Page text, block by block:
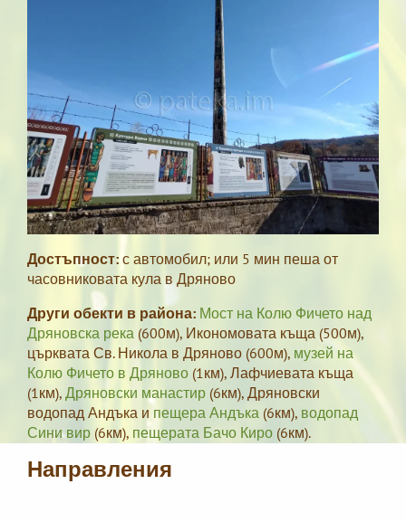
Достъпност: с автомобил; или 5 мин пеша от
часовниковата кула в Дряново
Други обекти в района: Мост на Колю Фичето над
Дряновска река (600м), Икономовата къща (500м),
църквата Св. Никола в Дряново (600м), музей на
Колю Фичето в Дряново (1км), Лафчиевата къща
(1км), Дряновски манастир (6км), Дряновски
водопад Андъка и пещера Андъка (6км), водопад
Сини вир (6км), пещерата Бачо Киро (6км).
Направления